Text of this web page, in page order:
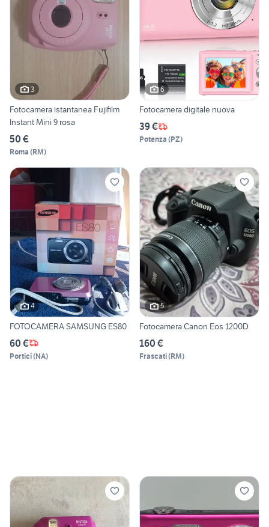
3
Fotocamera istantanea Fujifilm
Instant Mini 9 rosa
50 €
Roma (RM)
6
Fotocamera digitale nuova
39 €
Potenza (PZ)
4
FOTOCAMERA SAMSUNG ES80
60 €
Portici(NA)
5
Fotocamera Canon Eos 1200D
160 €
Frascati(RM)